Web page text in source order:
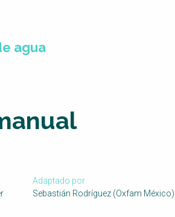
Gestión de agua y
agua
Adaptado por
Sebastián Rodríguez (Oxfam México)